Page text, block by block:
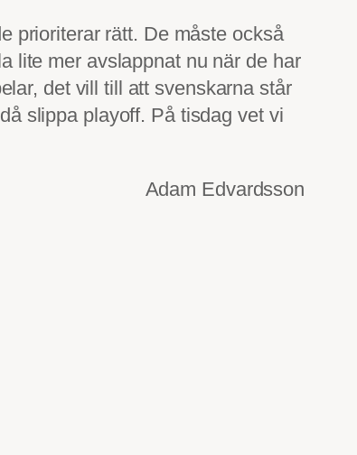
prioriterar rätt. De måste också
lite mer avslappnat nu när de har
det vill till att svenskarna står
slippa playoff. På tisdag vet vi
Adam Edvardsson